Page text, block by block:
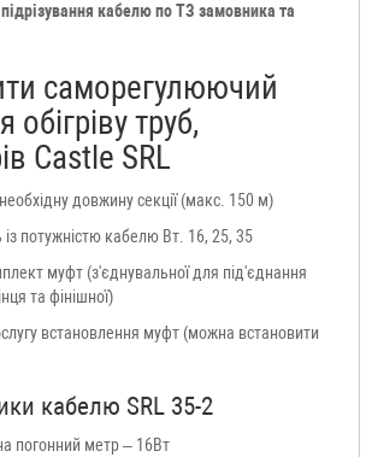
кабелю по ТЗ замовника та
саморегулюючий
обігріву труб,
Castle SRL
довжину секції (макс. 150 м)
із потужністю кабелю Вт. 16, 25, 35
муфт (з'єднувальної для під'єднання
та фінішної)
встановлення муфт (можна встановити
кабелю SRL 35-2
погонний метр – 16Вт